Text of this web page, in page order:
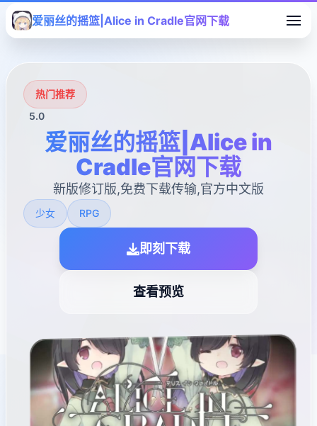
爱丽丝的摇篮|Alice in Cradle官网下载
热门推荐
5.0
爱丽丝的摇篮|Alice in
Cradle官网下载
新版修订版,免费下载传输,官方中文版
少女 RPG
即刻下载
查看预览